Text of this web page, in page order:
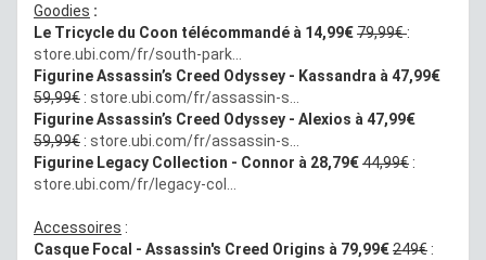
Goodies :
Le Tricycle du Coon télécommandé à 14,99€79,99€:
store.ubi.com/fr/south-park...
Figurine Assassin’s Creed Odyssey - Kassandra à 47,99€
59,99€ : store.ubi.com/fr/assassin-s...
Figurine Assassin’s Creed Odyssey - Alexios à 47,99€
59,99€ : store.ubi.com/fr/assassin-s...
Figurine Legacy Collection - Connor à 28,79€44,99€ :
store.ubi.com/fr/legacy-col...
Accessoires :
Casque Focal - Assassin's Creed Origins à 79,99€249€ :